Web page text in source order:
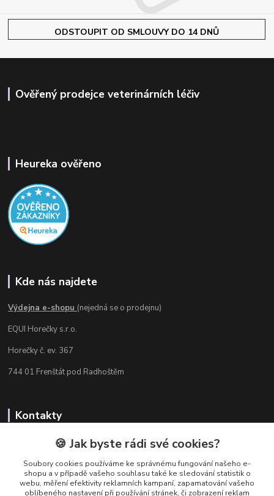
ODSTOUPIT OD SMLOUVY DO 14 DNŮ
Ověřený prodejce veterinárních léčiv
Heureka ověřeno
Kde nás najdete
Výdejna e-shopu (nejedná se o prodejnu)
EQUI Horečky s.r.o.
Horečky č. ev. 367
744 01 Frenštát pod Radhoštěm
Kontakty
Radka Chamrádová
+420 737 484 708
Výdejna e-shopu: Po-Ne, 8-20 hod.
info@equi-horecky.cz
🍪 Jak byste rádi své cookies?
Soubory cookies používáme ke správnému fungování našeho e-
shopu a v případě vašeho souhlasu také ke sledování statistik o
webu, měření efektivity reklamních kampaní, zapamatování vašeho
oblíbeného nastavení při používání stránek, či zobrazení reklam